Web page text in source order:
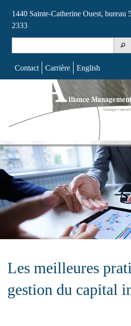
1440 Sainte-Catherine Ouest, bureau
2333
for:
Contact Carrière
English
Les meilleures
gestion du capital